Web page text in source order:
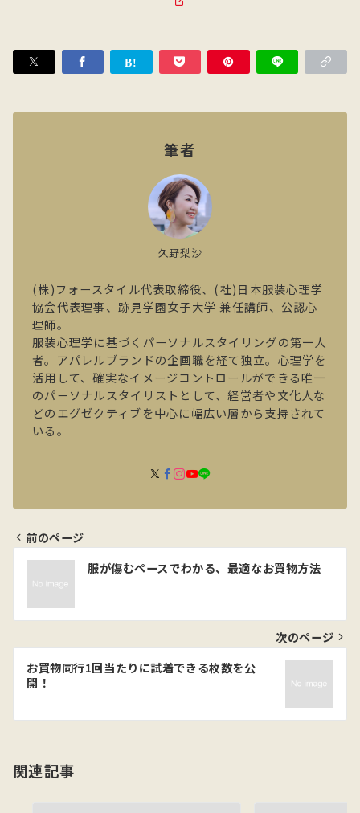
筆者
久野梨沙
(株)フォースタイル代表取締役、(社)日本服装心理学
協会代表理事、跡見学園女子大学 兼任講師、公認心
理師。
服装心理学に基づくパーソナルスタイリングの第一人
者。アパレルブランドの企画職を経て独立。心理学を
活用して、確実なイメージコントロールができる唯一
のパーソナルスタイリストとして、経営者や文化人な
どのエグゼクティブを中心に幅広い層から支持されて
いる。
投
ナ
ビ
ゲ
ー
シ
ン
前のページ
服が傷むペースでわかる、最適なお買物方法
次のページ
お買物同行1回当たりに試着できる枚数を公
開！
関連記事